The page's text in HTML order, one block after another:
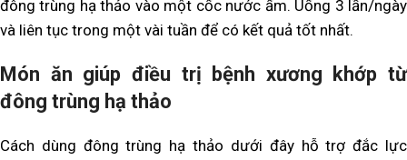
đông trùng hạ thảo vào một cốc nước ấm. Uống 3 lần/ngày
và liên tục trong một vài tuần để có kết quả tốt nhất.
Món ăn giúp điều trị bệnh xương khớp từ
đông trùng hạ thảo
Cách dùng đông trùng hạ thảo dưới đây hỗ trợ đắc lực